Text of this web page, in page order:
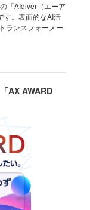
「AIdiver（エーア
す。表面的なAI活
ランスフォーメー
AX AWARD